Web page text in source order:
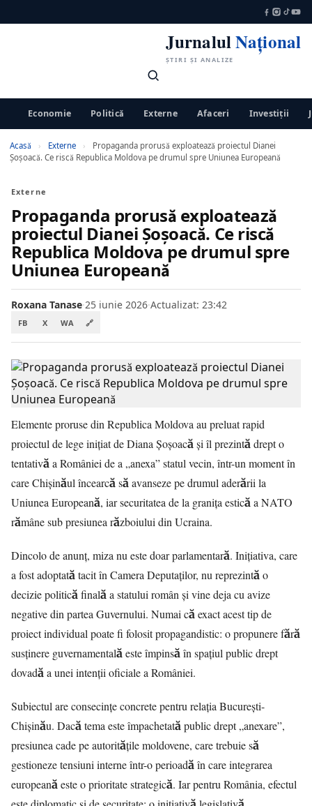
JurnalulNațional
ȘTIRI ȘI ANALIZE
Economie Politică Externe Afaceri Investiții
Acasă › Externe ›
Propaganda prorusă exploatează proiectul Dianei
Șoșoacă. Ce riscă Republica Moldova pe drumul spre Uniunea Europeană
Externe
Propaganda prorusă exploatează
proiectul Dianei Șoșoacă. Ce riscă
Republica Moldova pe drumul spre
Uniunea Europeană
Roxana Tanase·25 iunie 2026·Actualizat: 23:42
FB X WA 🔗
Elemente proruse din Republica Moldova au preluat rapid
proiectul de lege inițiat de Diana Șoșoacă și îl prezintă drept o
tentativă a României de a „anexa” statul vecin, într-un moment în
care Chișinăul încearcă să avanseze pe drumul aderării la
Uniunea Europeană, iar securitatea de la granița estică a NATO
rămâne sub presiunea războiului din Ucraina.
Dincolo de anunț, miza nu este doar parlamentară. Inițiativa, care
a fost adoptată tacit în Camera Deputaților, nu reprezintă o
decizie politică finală a statului român și vine deja cu avize
negative din partea Guvernului. Numai că exact acest tip de
proiect individual poate fi folosit propagandistic: o propunere fără
susținere guvernamentală este împinsă în spațiul public drept
dovadă a unei intenții oficiale a României.
Subiectul are consecințe concrete pentru relația București-
Chișinău. Dacă tema este împachetată public drept „anexare”,
presiunea cade pe autoritățile moldovene, care trebuie să
gestioneze tensiuni interne într-o perioadă în care integrarea
europeană este o prioritate strategică. Iar pentru România, efectul